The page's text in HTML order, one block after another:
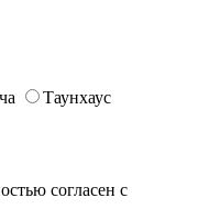
Таунхаус
согласен с